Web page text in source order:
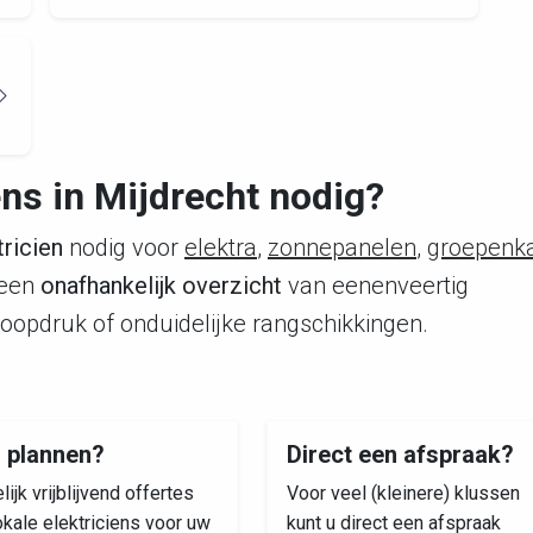
in Mijdrecht nodig?
nodig voor elektra, zonnepanelen,
onafhankelijk overzicht van eenenveertig
of onduidelijke rangschikkingen.
plannen?
vrijblijvend offertes
elektriciens voor uw
Direct een afspraak?
Voor veel (kleinere) klussen
kunt u direct een afspraak